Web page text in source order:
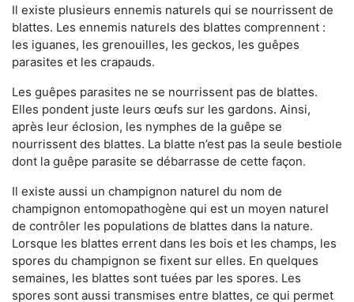
Il existe plusieurs ennemis naturels qui se nourrissent de
blattes. Les ennemis naturels des blattes comprennent :
les iguanes, les grenouilles, les geckos, les guêpes
parasites et les crapauds.
Les guêpes parasites ne se nourrissent pas de blattes.
Elles pondent juste leurs œufs sur les gardons. Ainsi,
après leur éclosion, les nymphes de la guêpe se
nourrissent des blattes. La blatte n’est pas la seule bestiole
dont la guêpe parasite se débarrasse de cette façon.
Il existe aussi un champignon naturel du nom de
champignon entomopathogène qui est un moyen naturel
de contrôler les populations de blattes dans la nature.
Lorsque les blattes errent dans les bois et les champs, les
spores du champignon se fixent sur elles. En quelques
semaines, les blattes sont tuées par les spores. Les
spores sont aussi transmises entre blattes, ce qui permet